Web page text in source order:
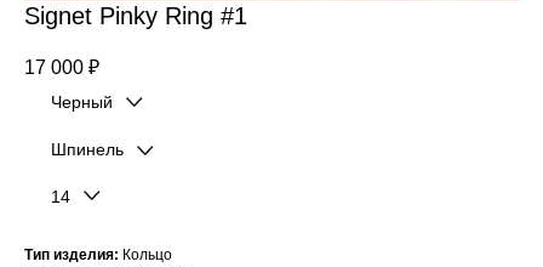
Signet Pinky Ring #1
17 000 ₽
Черный
Черный
Серебристый
Шпинель
Шпинель
Гранат
14
14
Тип изделия: Кольцо